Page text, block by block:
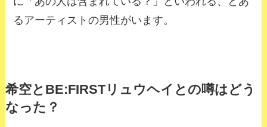
るアーティストの男性がいます。
希空とBE:FIRSTリュウヘイとの噂はどう
なった？